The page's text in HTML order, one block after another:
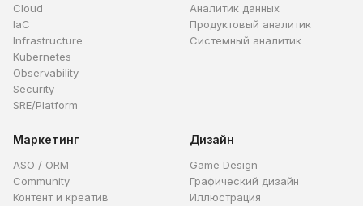
Cloud
IaC
Infrastructure
Kubernetes
Observability
Security
SRE/Platform
Аналитик данных
Продуктовый аналитик
Системный аналитик
Маркетинг
ASO / ORM
Community
Контент и креатив
Дизайн
Game Design
Графический дизайн
Иллюстрация